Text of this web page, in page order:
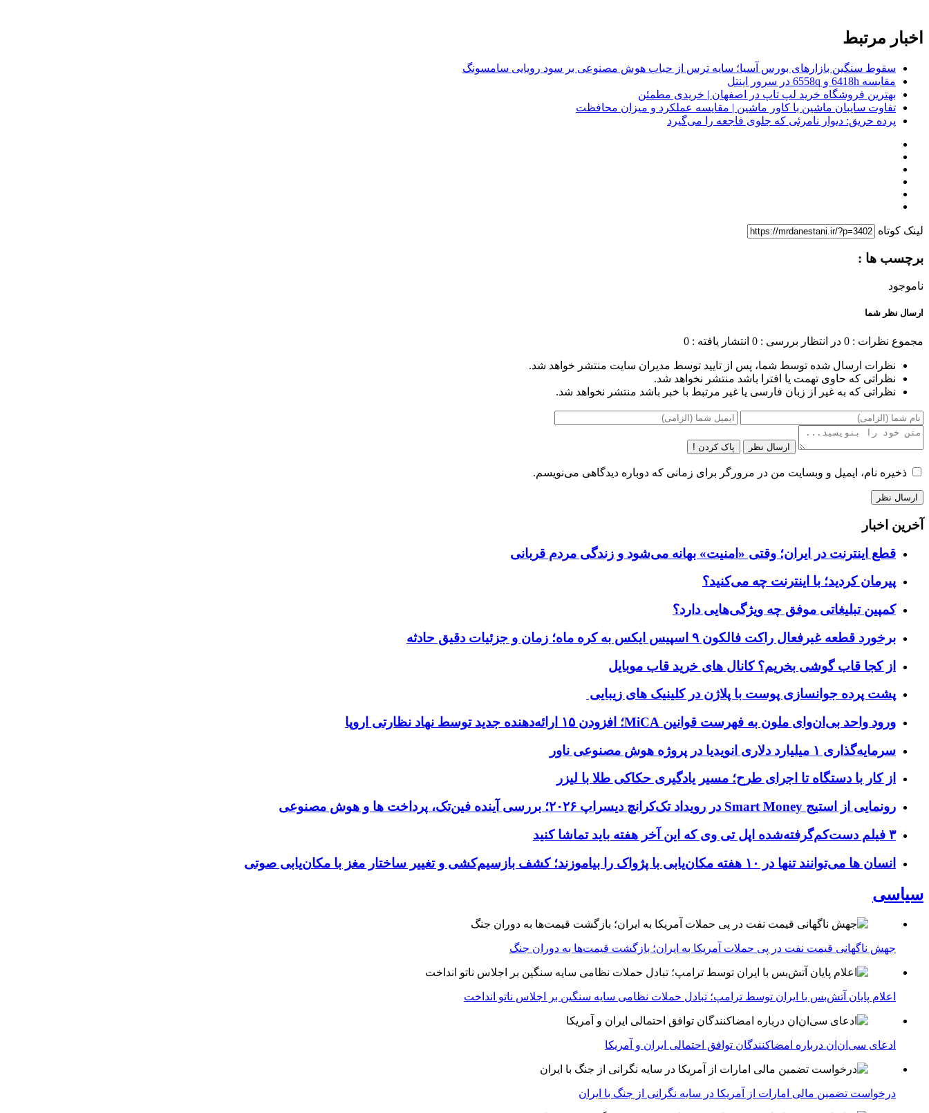
اخبار مرتبط
سقوط سنگین بازارهای بورس آسیا؛ سایه ترس از حباب هوش مصنوعی بر سود رویایی سامسونگ
مقایسه 6418h و 6558q در سرور اینتل
بهترین فروشگاه خرید لپ تاپ در اصفهان | خریدی مطمئن
تفاوت سایبان ماشین با کاور ماشین | مقایسه عملکرد و میزان محافظت
پرده حریق: دیوار نامرئی که جلوی فاجعه را می‌گیرد
لینک کوتاه
برچسب ها :
ناموجود
ارسال نظر شما
مجموع نظرات : 0 در انتظار بررسی : 0 انتشار یافته : 0
نظرات ارسال شده توسط شما، پس از تایید توسط مدیران سایت منتشر خواهد شد.
نظراتی که حاوی تهمت یا افترا باشد منتشر نخواهد شد.
نظراتی که به غیر از زبان فارسی یا غیر مرتبط با خبر باشد منتشر نخواهد شد.
ارسال نظر پاک کردن !
ذخیره نام، ایمیل و وبسایت من در مرورگر برای زمانی که دوباره دیدگاهی می‌نویسم.
آخرین اخبار
قطع اینترنت در ایران؛ وقتی «امنیت» بهانه می‌شود و زندگی مردم قربانی
پیرمان کردید؛ با اینترنت چه می‌کنید؟
کمپین تبلیغاتی موفق چه ویژگی‌هایی دارد؟
برخورد قطعه غیرفعال راکت فالکون ۹ اسپیس ایکس به کره ماه؛ زمان و جزئیات دقیق حادثه
از کجا قاب گوشی بخریم؟ کانال های خرید قاب موبایل
پشت پرده جوانسازی پوست با پلاژن در کلینیک های زیبایی
ورود واحد بی‌ان‌وای ملون به فهرست قوانین MiCA؛ افزودن ۱۵ ارائه‌دهنده جدید توسط نهاد نظارتی اروپا
سرمایه‌گذاری ۱ میلیارد دلاری انویدیا در پروژه هوش مصنوعی ناور
از کار با دستگاه تا اجرای طرح؛ مسیر یادگیری حکاکی طلا با لیزر
رونمایی از استیج Smart Money در رویداد تک‌کرانچ دیسراپ ۲۰۲۶؛ بررسی آینده فین‌تک، پرداخت‌ ها و هوش مصنوعی
۳ فیلم دست‌کم‌گرفته‌شده اپل تی وی که این آخر هفته باید تماشا کنید
انسان‌ ها می‌توانند تنها در ۱۰ هفته مکان‌یابی با پژواک را بیاموزند؛ کشف بازسیم‌کشی و تغییر ساختار مغز با مکان‌یابی صوتی
سیاسی
جهش ناگهانی قیمت نفت در پی حملات آمریکا به ایران؛ بازگشت قیمت‌ها به دوران جنگ
اعلام پایان آتش‌بس با ایران توسط ترامپ؛ تبادل حملات نظامی سایه سنگین بر اجلاس ناتو انداخت
ادعای سی‌ان‌ان درباره امضاکنندگان توافق احتمالی ایران و آمریکا
درخواست تضمین مالی امارات از آمریکا در سایه نگرانی از جنگ با ایران